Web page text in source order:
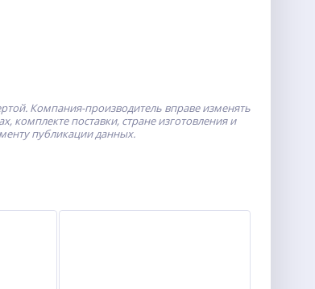
Компания-производитель вправе изменять
комплекте поставки, стране изготовления и
публикации данных.